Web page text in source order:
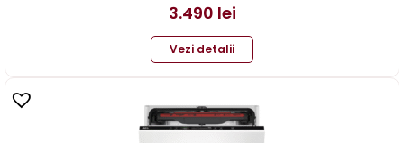
3.490 lei
Vezi detalii